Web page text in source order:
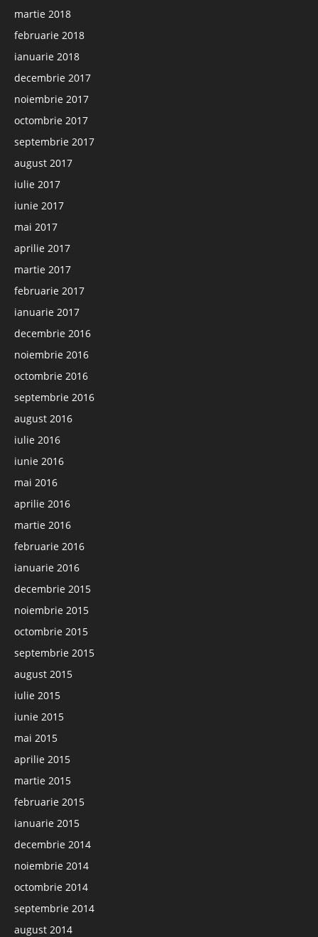
martie 2018
februarie 2018
ianuarie 2018
decembrie 2017
noiembrie 2017
octombrie 2017
septembrie 2017
august 2017
iulie 2017
iunie 2017
mai 2017
aprilie 2017
martie 2017
februarie 2017
ianuarie 2017
decembrie 2016
noiembrie 2016
octombrie 2016
septembrie 2016
august 2016
iulie 2016
iunie 2016
mai 2016
aprilie 2016
martie 2016
februarie 2016
ianuarie 2016
decembrie 2015
noiembrie 2015
octombrie 2015
septembrie 2015
august 2015
iulie 2015
iunie 2015
mai 2015
aprilie 2015
martie 2015
februarie 2015
ianuarie 2015
decembrie 2014
noiembrie 2014
octombrie 2014
septembrie 2014
august 2014